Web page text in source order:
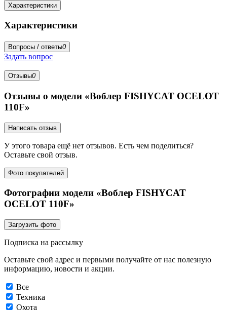
Характеристики
Характеристики
Вопросы / ответы0
Задать вопрос
Отзывы0
Отзывы о модели «Воблер FISHYCAT OCELOT
110F»
Написать отзыв
У этого товара ещё нет отзывов. Есть чем поделиться?
Оставьте свой отзыв.
Фото покупателей
Фотографии модели «Воблер FISHYCAT
OCELOT 110F»
Загрузить фото
Подписка на рассылку
Оставьте свой адрес и первыми получайте от нас полезную
информацию, новости и акции.
Все
Техника
Охота